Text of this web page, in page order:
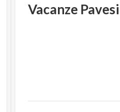
Vacanze Pavesi